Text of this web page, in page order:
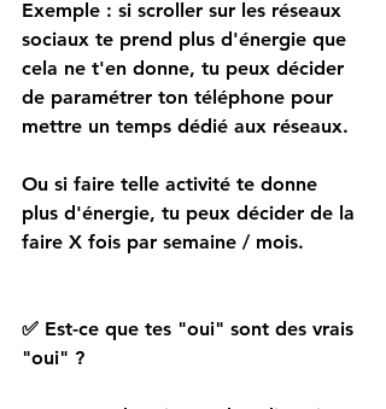
Exemple : si scroller sur les réseaux
sociaux te prend plus d'énergie que
cela ne t'en donne, tu peux décider
de paramétrer ton téléphone pour
mettre un temps dédié aux réseaux.
Ou si faire telle activité te donne
plus d'énergie, tu peux décider de la
faire X fois par semaine / mois.
✅ Est-ce que tes "oui" sont des vrais
"oui" ?